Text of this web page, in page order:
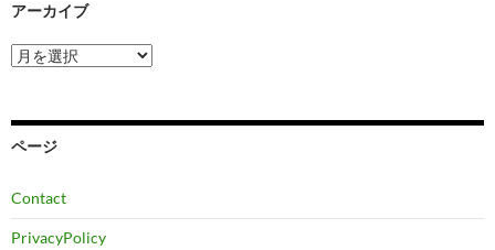
アーカイブ
ア
ー
ブ
ページ
Contact
PrivacyPolicy